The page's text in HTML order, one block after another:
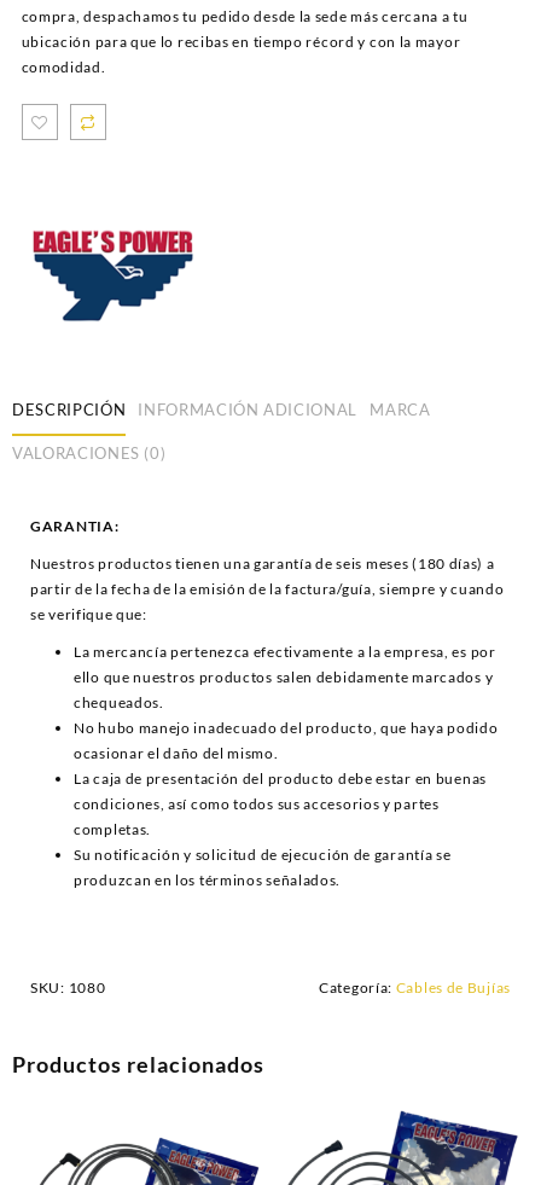
compra, despachamos tu pedido desde la sede más cercana a tu
ubicación para que lo recibas en tiempo récord y con la mayor
comodidad.
DESCRIPCIÓN INFORMACIÓN ADICIONAL MARCA
VALORACIONES (0)
GARANTIA:
Nuestros productos tienen una garantía de seis meses (180 días) a
partir de la fecha de la emisión de la factura/guía, siempre y cuando
se verifique que:
La mercancía pertenezca efectivamente a la empresa, es por
ello que nuestros productos salen debidamente marcados y
chequeados.
No hubo manejo inadecuado del producto, que haya podido
ocasionar el daño del mismo.
La caja de presentación del producto debe estar en buenas
condiciones, así como todos sus accesorios y partes
completas.
Su notificación y solicitud de ejecución de garantía se
produzcan en los términos señalados.
SKU: 1080 Categoría: Cables de Bujías
Productos relacionados